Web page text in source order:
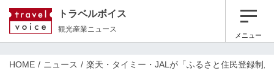
トラベルボイス
観光産業ニュース
メニュー
HOME ニュース 楽天・タイミー・JALが「ふるさと住民登録制